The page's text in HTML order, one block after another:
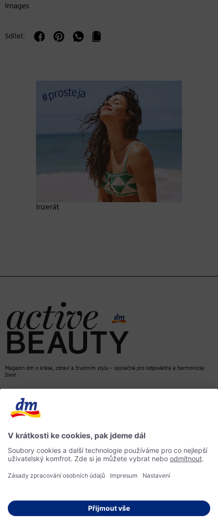
Images
Sdílet:
Inzerát
Magazín dm o kráse, zdraví a životním stylu – společně pro odpovědný a harmonický
život.
Směrnice pro umělou inteligenci